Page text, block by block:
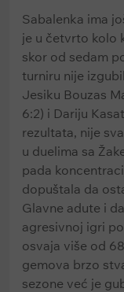
Sabalenka ima
je u četvrto kolo
skor od sedam
turniru nije
Jesiku Bouzas
6:2) i Dariju
rezultata, nije
u duelima sa
pada
dopuštala da
Glavne adute i
agresivnoj igri
osvaja više od
gemova brzo
sezone već je